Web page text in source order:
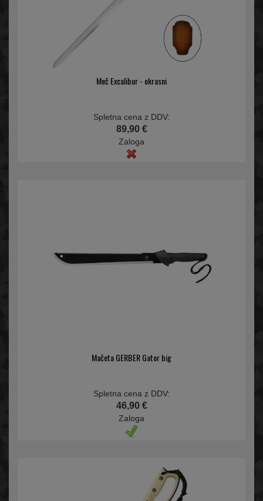
Meč Excalibur - okrasni
Spletna cena z DDV:
89,90 €
Zaloga
Mačeta GERBER Gator big
Spletna cena z DDV:
46,90 €
Zaloga